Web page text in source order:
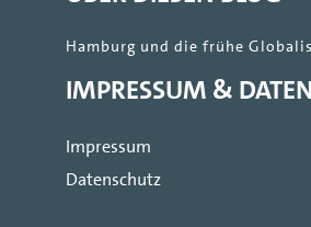
Hamburg und die frühe
IMPRESSUM &
Impressum
Datenschutz